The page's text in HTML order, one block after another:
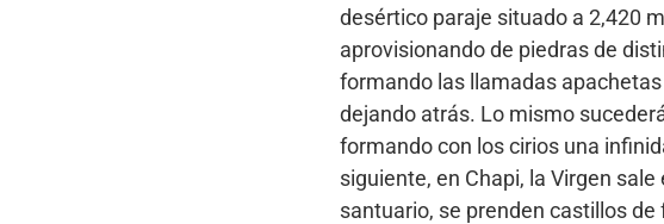
desértico paraje situado a 2,420
aprovisionando de piedras de
formando las llamadas
dejando atrás. Lo mismo
formando con los cirios una
siguiente, en Chapi, la Virgen
santuario, se prenden castillos